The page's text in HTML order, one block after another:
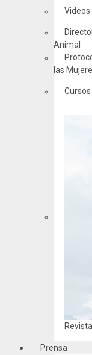
Videos
Animal
las
Cursos
Prensa